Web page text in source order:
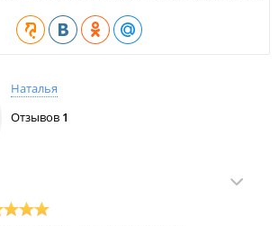
Наталья
Отзывов 1